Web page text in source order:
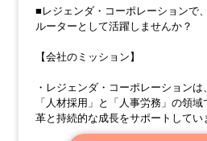
■レジェンダ・コーポレーションで
ルーターとして活躍しませんか？
【会社のミッション】
・レジェンダ・コーポレーション
「人材採用」と「人事労務」の領
革と持続的な成長をサポートしてい
・今回募集するポジションは、お客